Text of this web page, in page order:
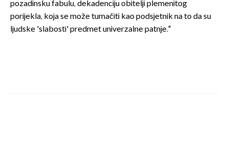
pozadinsku fabulu, dekadenciju obitelji plemenitog
porijekla, koja se može tumačiti kao podsjetnik na to da su
ljudske 'slabosti' predmet univerzalne patnje.“